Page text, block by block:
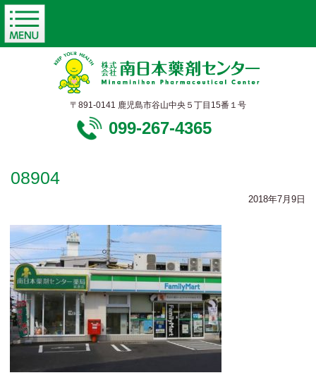
〒891-0141 鹿児島市谷山中央５丁目15番１号
099-267-4365
08904
2018年7月9日